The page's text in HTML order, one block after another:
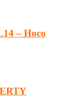
– Hoco